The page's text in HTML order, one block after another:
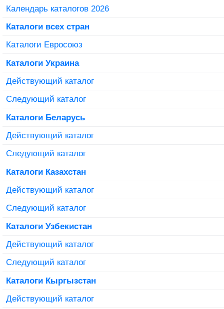
Календарь каталогов 2026
Каталоги всех стран
Каталоги Евросоюз
Каталоги Украина
Действующий каталог
Следующий каталог
Каталоги Беларусь
Действующий каталог
Следующий каталог
Каталоги Казахстан
Действующий каталог
Следующий каталог
Каталоги Узбекистан
Действующий каталог
Следующий каталог
Каталоги Кыргызстан
Действующий каталог